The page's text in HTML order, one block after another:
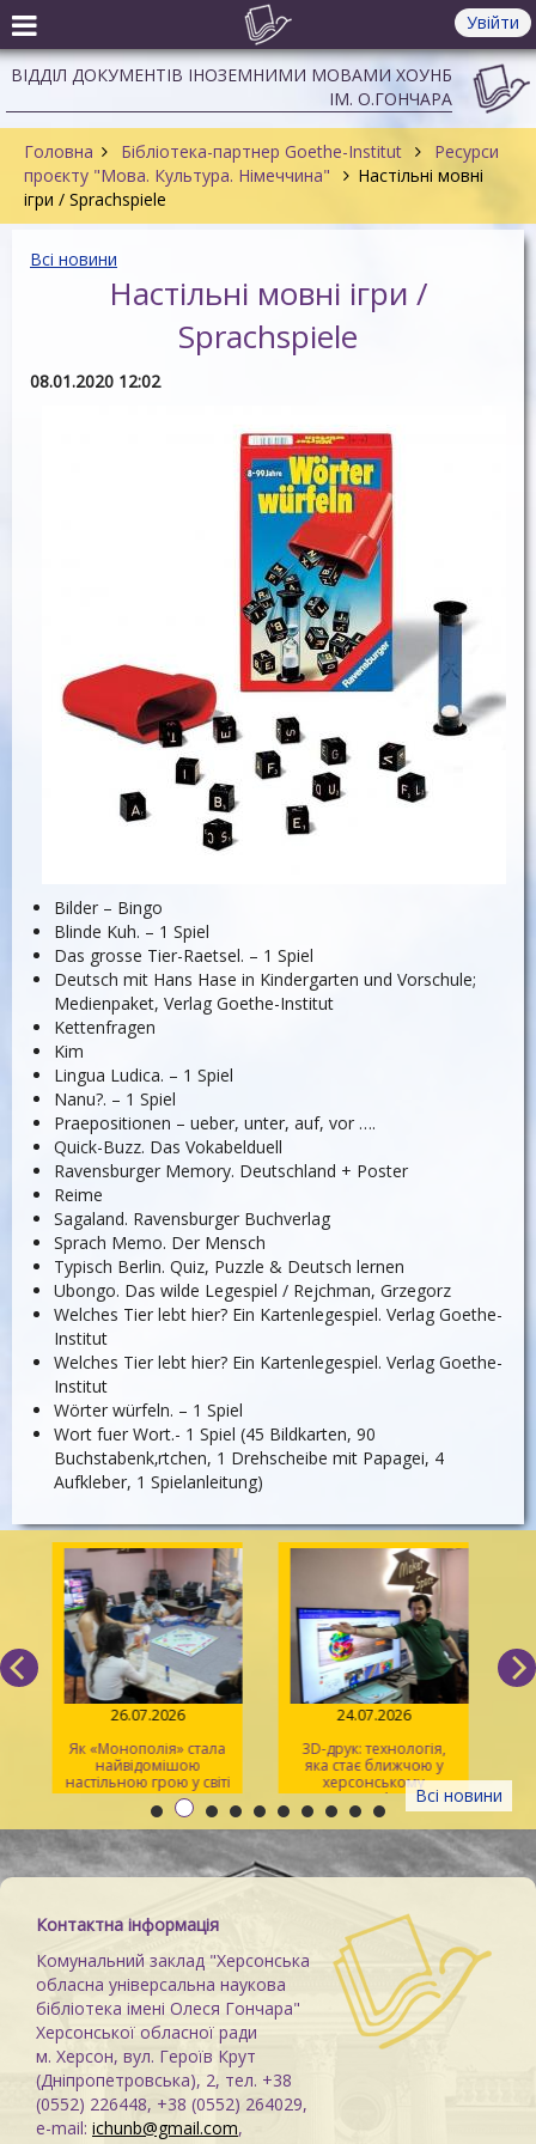
Увійти
ВІДДІЛ ДОКУМЕНТІВ ІНОЗЕМНИМИ МОВАМИ ХОУНБ
ІМ. О.ГОНЧАРА
Головна Бібліотека-партнер Goethe-Institut
Ресурси
проєкту "Мова. Культура. Німеччина"
Настільні мовні
ігри / Sprachspiele
Всі новини
Настільні мовні ігри /
Sprachspiele
08.01.2020 12:02
Bilder – Bingo
Blinde Kuh. – 1 Spiel
Das grosse Tier-Raetsel. – 1 Spiel
Deutsch mit Hans Hase in Kindergarten und Vorschule;
Medienpaket, Verlag Goethe-Institut
Kettenfragen
Kim
Lingua Ludica. – 1 Spiel
Nanu?. – 1 Spiel
Praepositionen – ueber, unter, auf, vor ….
Quick-Buzz. Das Vokabelduell
Ravensburger Memory. Deutschland + Poster
Reime
Sagaland. Ravensburger Buchverlag
Sprach Memo. Der Mensch
Typisch Berlin. Quiz, Puzzle & Deutsch lernen
Ubongo. Das wilde Legespiel / Rejchman, Grzegorz
Welches Tier lebt hier? Ein Kartenlegespiel. Verlag Goethe-
Institut
Welches Tier lebt hier? Ein Kartenlegespiel. Verlag Goethe-
Institut
Wörter würfeln. – 1 Spiel
Wort fuer Wort.- 1 Spiel (45 Bildkarten, 90
Buchstabenk‚rtchen, 1 Drehscheibe mit Papagei, 4
Aufkleber, 1 Spielanleitung)
Всі новини
26.07.2026
Як «Монополія» стала
найвідомішою
настільною грою у світі
24.07.2026
3D-друк: технологія,
яка стає ближчою у
херсонському
просторі Maker Space
Контактна інформація
Комунальний заклад "Херсонська
обласна універсальна наукова
бібліотека імені Олеся Гончара"
Херсонської обласної ради
м. Херсон, вул. Героїв Крут
(Дніпропетровська), 2, тел. +38
(0552) 226448, +38 (0552) 264029,
e-mail: ichunb@gmail.com,